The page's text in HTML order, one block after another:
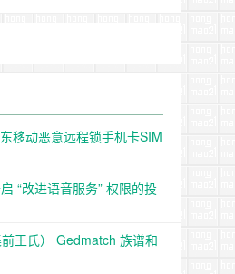
移动恶意远程锁手机卡SIM
“改进语音服务” 权限的投
王氏） Gedmatch 族谱和